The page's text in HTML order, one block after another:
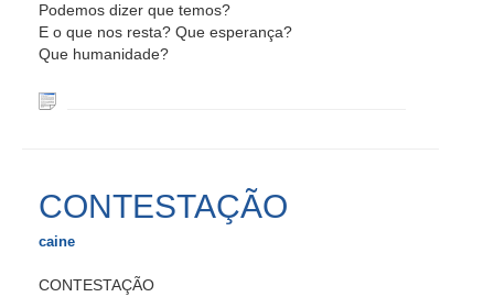
Podemos dizer que temos?
E o que nos resta? Que esperança?
Que humanidade?
CONTESTAÇÃO
caine
CONTESTAÇÃO